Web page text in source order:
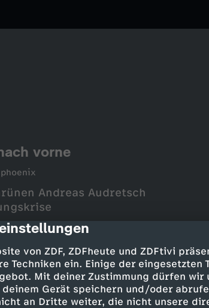
von ZDF, ZDFheute und ZDFtivi
Techniken ein. Einige der eingesetzten
Mit deiner Zustimmung dürfen wir
Gerät speichern und/oder
an Dritte weiter, die nicht unsere
vorne
phoenix
Andreas Audretsch